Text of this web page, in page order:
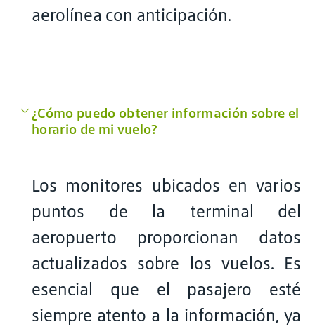
aerolínea con anticipación.
¿Cómo puedo obtener información sobre el
horario de mi vuelo?
Los monitores ubicados en varios
puntos de la terminal del
aeropuerto proporcionan datos
actualizados sobre los vuelos. Es
esencial que el pasajero esté
siempre atento a la información, ya